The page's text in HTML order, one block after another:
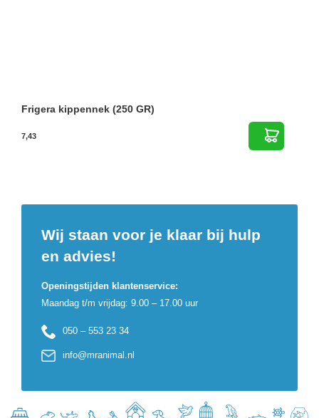
Frigera kippennek (250 GR)
7,43
Wij staan voor je klaar bij hulp
en advies!
Openingstijden klantenservice:
Maandag t/m vrijdag: 9.00 – 17.00 uur
050 – 553 23 34
info@mranimal.nl